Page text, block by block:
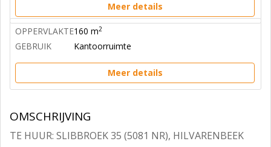
Meer details
OPPERVLAKTE160 m2
GEBRUIK Kantoorruimte
Meer details
OMSCHRIJVING
TE HUUR: SLIBBROEK 35 (5081 NR), HILVARENBEEK